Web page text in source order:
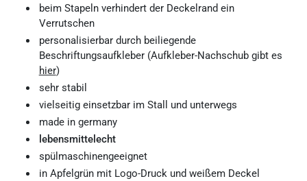
beim Stapeln verhindert der Deckelrand ein
Verrutschen
personalisierbar durch beiliegende
Beschriftungsaufkleber (Aufkleber-Nachschub gibt es
hier)
sehr stabil
vielseitig einsetzbar im Stall und unterwegs
made in germany
lebensmittelecht
spülmaschinengeeignet
in Apfelgrün mit Logo-Druck und weißem Deckel